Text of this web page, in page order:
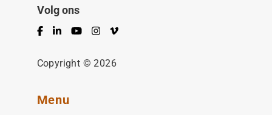
Volg ons
Facebook
LinkedInYouTubeInstagram
Vimeo
Copyright © 2026
Menu